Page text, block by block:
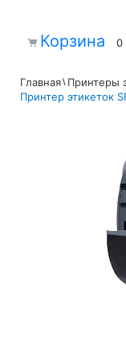
Корзина 0
Главная Принтеры
Принтер этикеток